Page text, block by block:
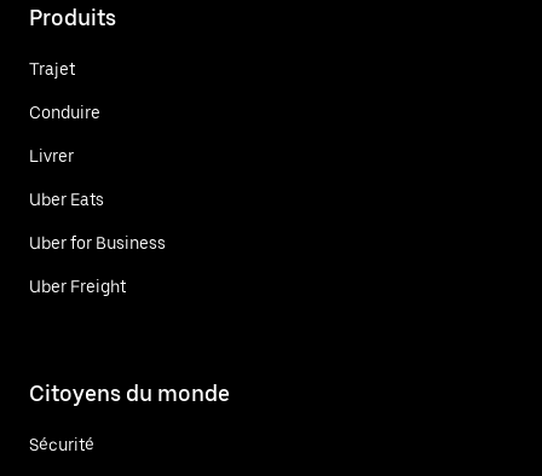
Produits
Trajet
Conduire
Livrer
Uber Eats
Uber for Business
Uber Freight
Citoyens du monde
Sécurité